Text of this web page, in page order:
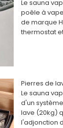
Le sauna
poêle à
de marque
thermostat
Pierres de
Le sauna
d'un
lave (20kg)
l'adjonction